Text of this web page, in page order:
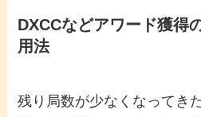
DXCCなどアワード獲得
用法
残り局数が少なくなってき